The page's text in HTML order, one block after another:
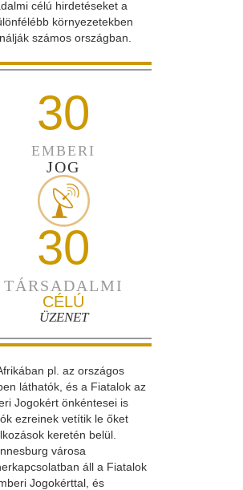
célú hirdetéseket a
környezetekben
számos országban.
30
EMBERI
JOG
30
TÁRSADALMI
CÉLÚ
ÜZENET
pl. az országos
láthatók, és a Fiatalok az
Jogokért önkéntesei is
ezreinek vetítik le őket
keretén belül.
városa
áll a Fiatalok
Jogokérttal, és